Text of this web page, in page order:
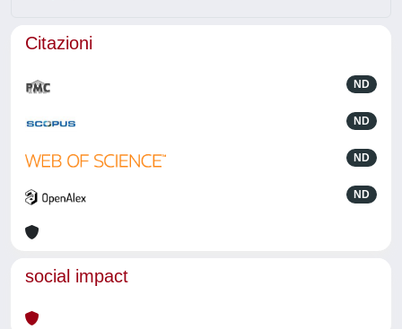
Citazioni
ND
ND
ND
ND
social impact